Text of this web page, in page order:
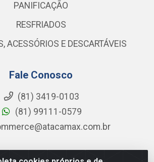
PANIFICAÇÃO
RESFRIADOS
ACESSÓRIOS E DESCARTÁVEIS
Fale Conosco
(81) 3419-0103
(81) 99111-0579